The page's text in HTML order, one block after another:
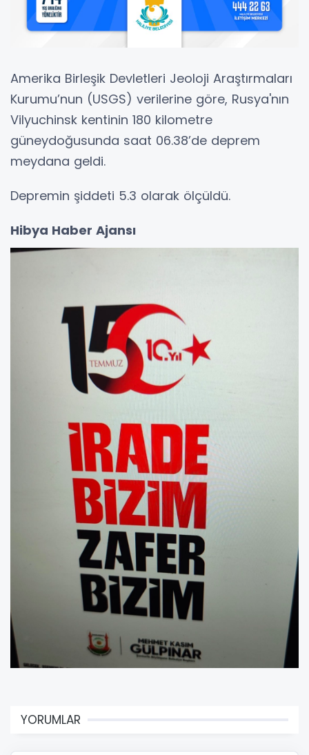
Amerika Birleşik Devletleri Jeoloji Araştırmaları
Kurumu’nun (USGS) verilerine göre, Rusya'nın
Vilyuchinsk kentinin 180 kilometre
güneydoğusunda saat 06.38’de deprem
meydana geldi.
Depremin şiddeti 5.3 olarak ölçüldü.
Hibya Haber Ajansı
YORUMLAR